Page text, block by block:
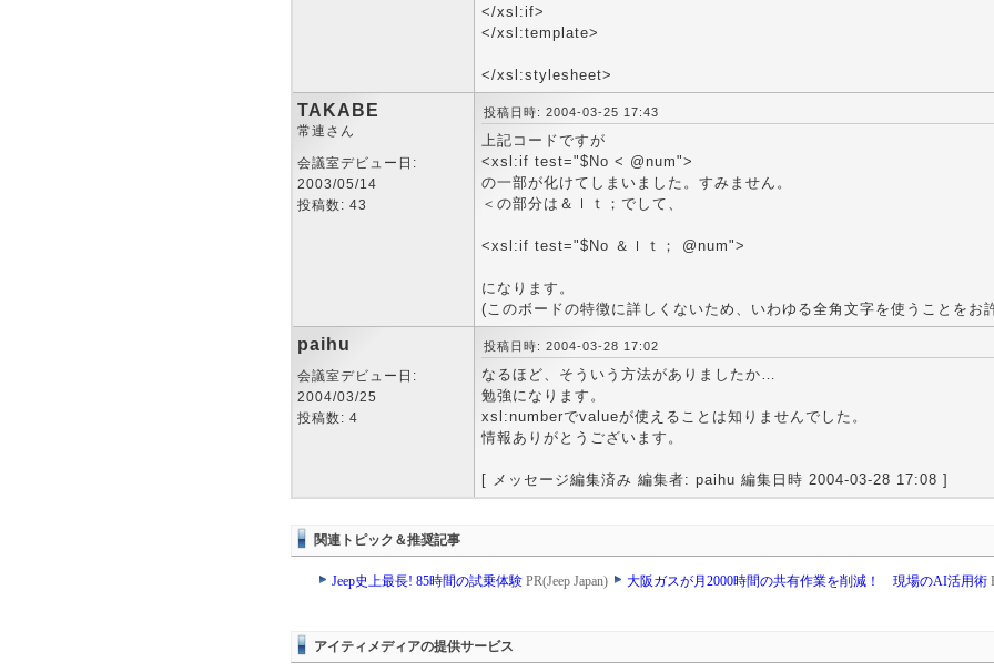
</xsl:if>
</xsl:template>
</xsl:stylesheet>
TAKABE
常連さん
会議室デビュー日:
2003/05/14
投稿数: 43
投稿日時: 2004-03-25 17:43
上記コードですが
<xsl:if test="$No < @num">
の一部が化けてしまいました。すみません。
＜の部分は＆ｌｔ；でして、
<xsl:if test="$No ＆ｌｔ； @num">
になります。
(このボードの特徴に詳しくないため、いわゆる全角文字を使うことをお
paihu
会議室デビュー日:
2004/03/25
投稿数: 4
投稿日時: 2004-03-28 17:02
なるほど、そういう方法がありましたか…
勉強になります。
xsl:numberでvalueが使えることは知りませんでした。
情報ありがとうございます。
[ メッセージ編集済み 編集者: paihu 編集日時 2004-03-28 17:08 ]
関連トピック＆推奨記事
Jeep史上最長! 85時間の試乗体験 PR(Jeep Japan) 大阪ガスが月2000時間の共有作業を削減！ 現場のAI活用術
アイティメディアの提供サービス